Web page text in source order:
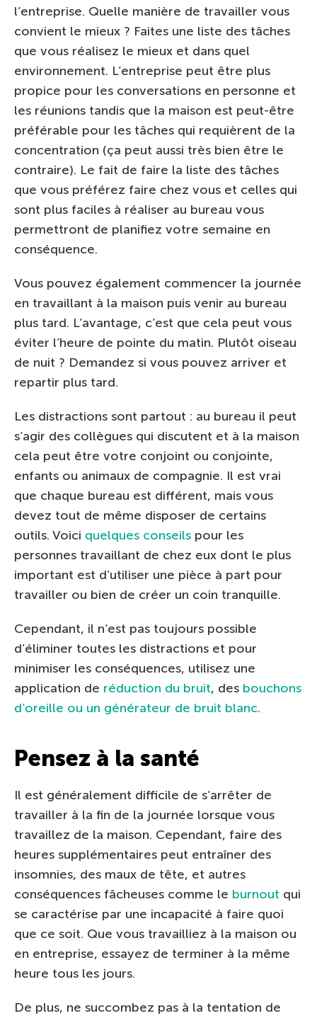
l’entreprise. Quelle manière de travailler vous
convient le mieux ? Faites une liste des tâches
que vous réalisez le mieux et dans quel
environnement. L’entreprise peut être plus
propice pour les conversations en personne et
les réunions tandis que la maison est peut-être
préférable pour les tâches qui requièrent de la
concentration (ça peut aussi très bien être le
contraire). Le fait de faire la liste des tâches
que vous préférez faire chez vous et celles qui
sont plus faciles à réaliser au bureau vous
permettront de planifiez votre semaine en
conséquence.
Vous pouvez également commencer la journée
en travaillant à la maison puis venir au bureau
plus tard. L’avantage, c’est que cela peut vous
éviter l’heure de pointe du matin. Plutôt oiseau
de nuit ? Demandez si vous pouvez arriver et
repartir plus tard.
Les distractions sont partout : au bureau il peut
s’agir des collègues qui discutent et à la maison
cela peut être votre conjoint ou conjointe,
enfants ou animaux de compagnie. Il est vrai
que chaque bureau est différent, mais vous
devez tout de même disposer de certains
outils. Voici quelques conseils pour les
personnes travaillant de chez eux dont le plus
important est d’utiliser une pièce à part pour
travailler ou bien de créer un coin tranquille.
Cependant, il n’est pas toujours possible
d’éliminer toutes les distractions et pour
minimiser les conséquences, utilisez une
application de réduction du bruit, des bouchons
d’oreille ou un générateur de bruit blanc.
Pensez à la santé
Il est généralement difficile de s’arrêter de
travailler à la fin de la journée lorsque vous
travaillez de la maison. Cependant, faire des
heures supplémentaires peut entraîner des
insomnies, des maux de tête, et autres
conséquences fâcheuses comme le burnout qui
se caractérise par une incapacité à faire quoi
que ce soit. Que vous travailliez à la maison ou
en entreprise, essayez de terminer à la même
heure tous les jours.
De plus, ne succombez pas à la tentation de